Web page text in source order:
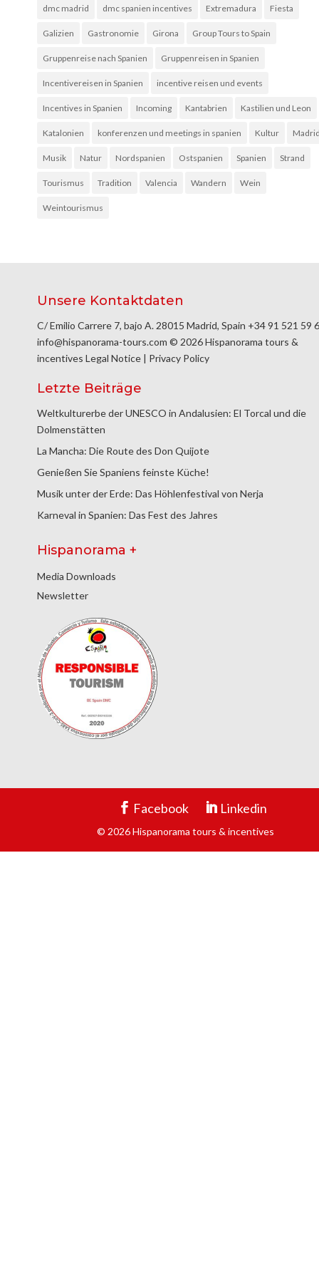
dmc madrid dmc spanien incentives Extremadura Fiesta
Galizien Gastronomie Girona Group Tours to Spain
Gruppenreise nach Spanien Gruppenreisen in Spanien
Incentivereisen in Spanien incentive reisen und events
Incentives in Spanien Incoming Kantabrien Kastilien und Leon
Katalonien konferenzen und meetings in spanien Kultur
Musik Natur Nordspanien Ostspanien Spanien Strand
Tourismus Tradition Valencia Wandern Wein
Weintourismus
Unsere Kontaktdaten
C/ Emilio Carrere 7, bajo A. 28015 Madrid, Spain +34 91 521 59
info@hispanorama-tours.com © 2026 Hispanorama tours &
incentives Legal Notice | Privacy Policy
Letzte Beiträge
Weltkulturerbe der UNESCO in Andalusien: El Torcal und die
Dolmenstätten
La Mancha: Die Route des Don Quijote
Genießen Sie Spaniens feinste Küche!
Musik unter der Erde: Das Höhlenfestival von Nerja
Karneval in Spanien: Das Fest des Jahres
Hispanorama +
Media Downloads
Newsletter
Facebook Linkedin
© 2026 Hispanorama tours & incentives